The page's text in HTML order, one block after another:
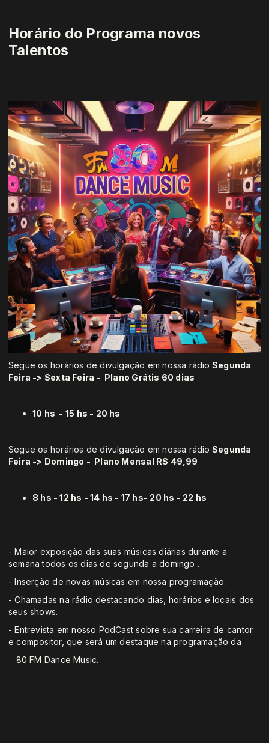
Horário do Programa novos
Talentos
Segue os horários de divulgação em nossa rádio Segunda
Feira -> Sexta Feira - Plano Grátis 60 dias
10 hs - 15 hs - 20 hs
Segue os horários de divulgação em nossa rádio Segunda
Feira -> Domingo - Plano Mensal R$ 49,99
8 hs - 12 hs - 14 hs - 17 hs- 20 hs - 22 hs
- Maior exposição das suas músicas diárias durante a
semana todos os dias de segunda a domingo .
- Inserção de novas músicas em nossa programação.
- Chamadas na rádio destacando dias, horários e locais dos
seus shows.
- Entrevista em nosso PodCast sobre sua carreira de cantor
e compositor, que será um destaque na programação da
80 FM Dance Music.